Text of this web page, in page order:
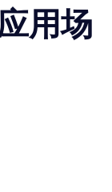
用场